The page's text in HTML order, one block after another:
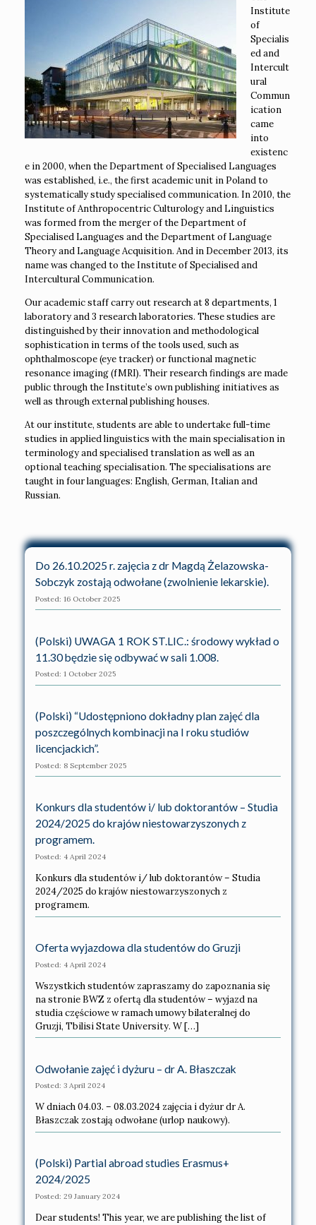
Institute
of
Specialis
ed and
Intercult
ural
Commun
ication
came
into
existenc
e in 2000, when the Department of Specialised Languages
was established, i.e., the first academic unit in Poland to
systematically study specialised communication. In 2010, the
Institute of Anthropocentric Culturology and Linguistics
was formed from the merger of the Department of
Specialised Languages and the Department of Language
Theory and Language Acquisition. And in December 2013, its
name was changed to the Institute of Specialised and
Intercultural Communication.
Our academic staff carry out research at 8 departments, 1
laboratory and 3 research laboratories. These studies are
distinguished by their innovation and methodological
sophistication in terms of the tools used, such as
ophthalmoscope (eye tracker) or functional magnetic
resonance imaging (fMRI). Their research findings are made
public through the Institute’s own publishing initiatives as
well as through external publishing houses.
At our institute, students are able to undertake full-time
studies in applied linguistics with the main specialisation in
terminology and specialised translation as well as an
optional teaching specialisation. The specialisations are
taught in four languages: English, German, Italian and
Russian.
Do 26.10.2025 r. zajęcia z dr Magdą Żelazowska-
Sobczyk zostają odwołane (zwolnienie lekarskie).
Posted: 16 October 2025
(Polski) UWAGA 1 ROK ST.LIC.: środowy wykład o
11.30 będzie się odbywać w sali 1.008.
Posted: 1 October 2025
(Polski) “Udostępniono dokładny plan zajęć dla
poszczególnych kombinacji na I roku studiów
licencjackich”.
Posted: 8 September 2025
Konkurs dla studentów i/ lub doktorantów – Studia
2024/2025 do krajów niestowarzyszonych z
programem.
Posted: 4 April 2024
Konkurs dla studentów i/ lub doktorantów – Studia
2024/2025 do krajów niestowarzyszonych z
programem.
Oferta wyjazdowa dla studentów do Gruzji
Posted: 4 April 2024
Wszystkich studentów zapraszamy do zapoznania się
na stronie BWZ z ofertą dla studentów – wyjazd na
studia częściowe w ramach umowy bilateralnej do
Gruzji, Tbilisi State University. W […]
Odwołanie zajęć i dyżuru – dr A. Błaszczak
Posted: 3 April 2024
W dniach 04.03. – 08.03.2024 zajęcia i dyżur dr A.
Błaszczak zostają odwołane (urlop naukowy).
(Polski) Partial abroad studies Erasmus+
2024/2025
Posted: 29 January 2024
Dear students! This year, we are publishing the list of